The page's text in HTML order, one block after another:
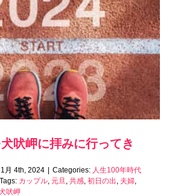
吠岬に拝みに行ってき
1月 4th, 2024 | Categories: 人生100年時代
Tags: カップル 元旦 共感 初日の出 夫婦
吠岬